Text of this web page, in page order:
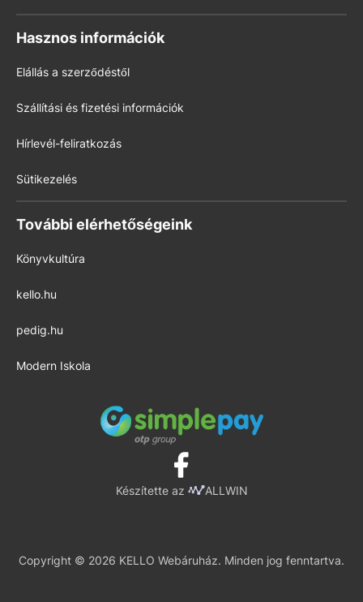
Hasznos információk
Elállás a szerződéstől
Szállítási és fizetési információk
Hírlevél-feliratkozás
Sütikezelés
További elérhetőségeink
Könyvkultúra
kello.hu
pedig.hu
Modern Iskola
Készítette az ALLWIN
Copyright © 2026 KELLO Webáruház. Minden jog fenntartva.